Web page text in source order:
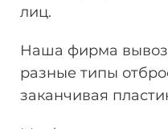
лиц.
Наша фирма
разные типы
заканчивая